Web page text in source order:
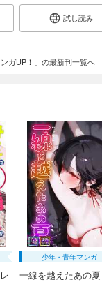
試し読み
ンガUP！」の最新刊一覧へ
少年・青年マンガ
一線を越えたあの